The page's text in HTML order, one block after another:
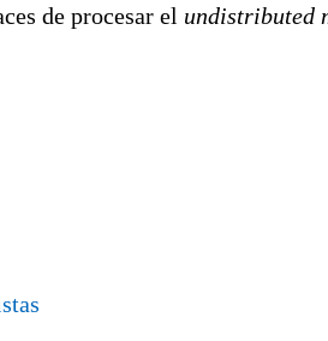
de procesar el undistributed